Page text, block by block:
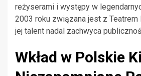
reżyserami i występy w
2003 roku związana jest z Teatrem
jej talent nadal zachwyca
Wkład w Polskie